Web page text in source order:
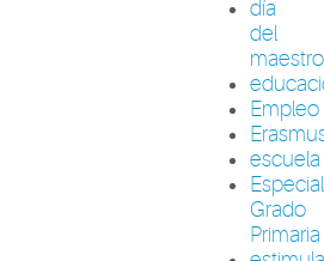
día
del
maestro
Empleo
escuela
Grado
Primaria